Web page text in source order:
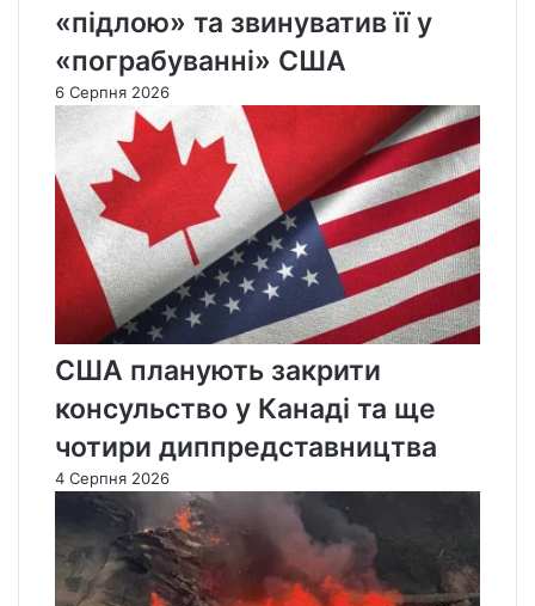
«підлою» та звинуватив її у
«пограбуванні» США
6 Серпня 2026
США планують закрити
консульство у Канаді та ще
чотири диппредставництва
4 Серпня 2026